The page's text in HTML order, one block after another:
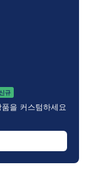
규
을 커스텀하세요